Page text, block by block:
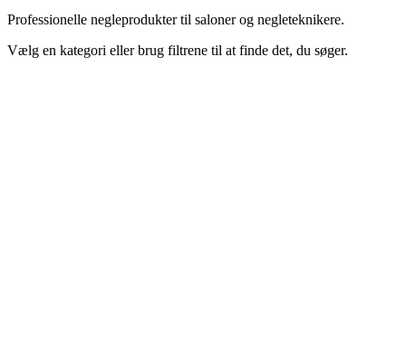
Professionelle negleprodukter til saloner og negleteknikere.
Vælg en kategori eller brug filtrene til at finde det, du søger.